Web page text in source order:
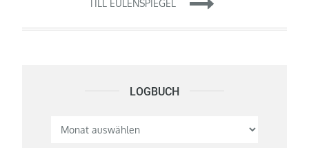
TILL EULENSPIEGEL
LOGBUCH Logbuch